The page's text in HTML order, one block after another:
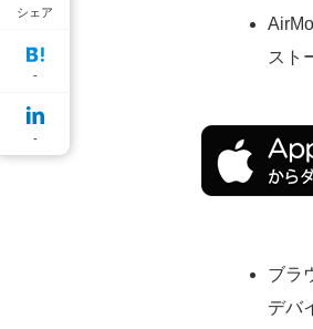
スト
ブラ
デバ
シェア
-
-